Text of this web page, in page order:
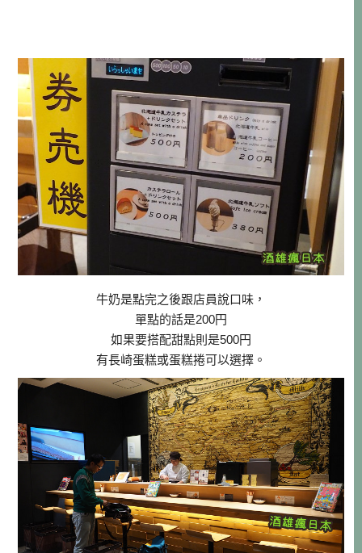
牛奶是點完之後跟店員說口味，
單點的話是200円
如果要搭配甜點則是500円
有長崎蛋糕或蛋糕捲可以選擇。